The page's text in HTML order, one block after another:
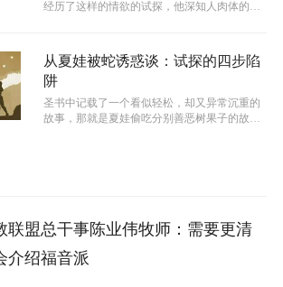
经历了这样的情欲的试探，他深知人肉体的情
从夏娃被蛇诱惑谈：试探的四步陷
阱
圣书中记载了一个看似轻松，却又异常沉重的
故事，那就是夏娃偷吃分别善恶树果子的故
联盟总干事陈业伟牧师：需要更清
介绍福音派